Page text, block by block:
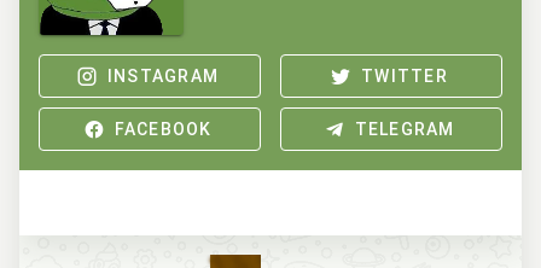
INSTAGRAM TWITTER
FACEBOOK TELEGRAM